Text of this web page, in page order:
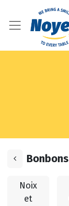
Bonbons
Noix
et